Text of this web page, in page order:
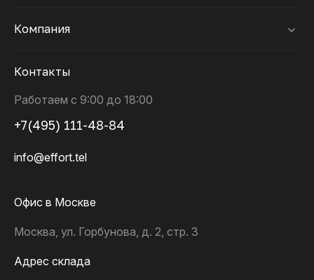
Компания
Контакты
Работаем с 9:00 до 18:00
+7(495) 111-48-84
info@effort.tel
Офис в Москве
Москва, ул. Горбунова, д. 2, стр. 3
Адрес склада